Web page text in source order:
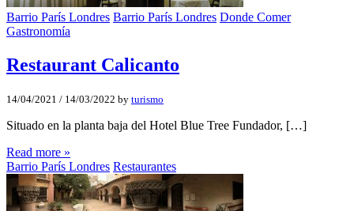
Barrio París Londres Barrio París Londres Donde Comer
Gastronomía
Restaurant Calicanto
14/04/2021 / 14/03/2022 by turismo
Situado en la planta baja del Hotel Blue Tree Fundador, […]
Read more »
Barrio París Londres Restaurantes